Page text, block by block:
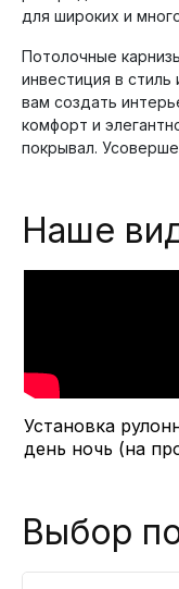
для широких и
Потолочные
инвестиция в стиль
вам создать
комфорт и
покрывал.
Наше
Установка
день ночь (на
Выбор